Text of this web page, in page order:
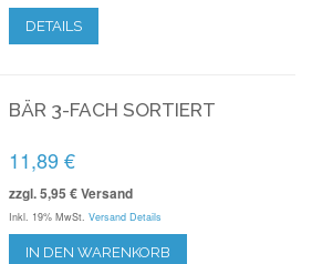
DETAILS
BÄR 3-FACH SORTIERT
11,89 €
zzgl. 5,95 € Versand
Inkl. 19% MwSt. Versand Details
IN DEN WARENKORB